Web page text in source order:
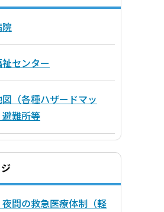
院
センター
（各種ハザードマッ
難所等
間の救急医療体制（軽